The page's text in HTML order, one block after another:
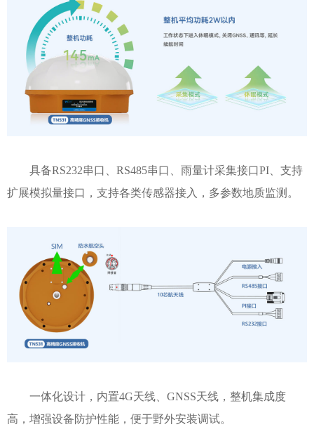
具备RS232串口、RS485串口、雨量计采集接口PI、支持
扩展模拟量接口，支持各类传感器接入，多参数地质监测。
一体化设计，内置4G天线、GNSS天线，整机集成度
高，增强设备防护性能， 便于野外安装调试。